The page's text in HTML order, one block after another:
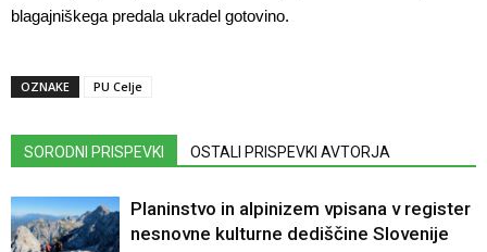
blagajniškega predala ukradel gotovino.
OZNAKE PU Celje
SORODNI PRISPEVKI OSTALI PRISPEVKI AVTORJA
Planinstvo in alpinizem vpisana v register
nesnovne kulturne dediščine Slovenije